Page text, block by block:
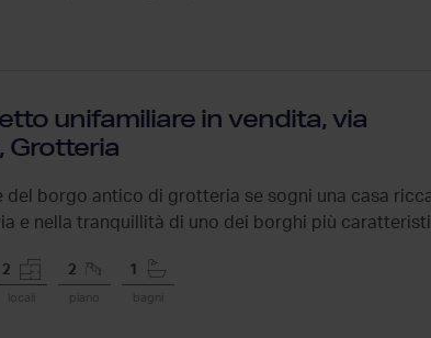
unifamiliare in vendita, via
Grotteria
del borgo antico di grotteria se sogni una casa
e nella tranquillità di uno dei borghi più
2
locali
2
piano
1
bagni